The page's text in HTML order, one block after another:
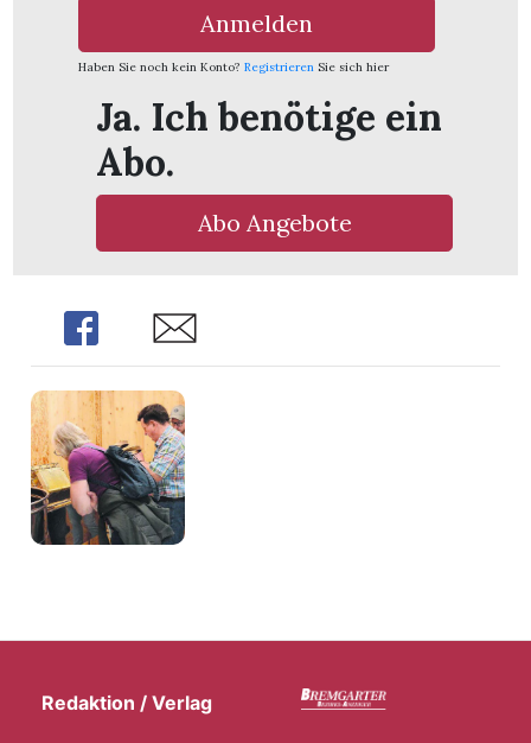
Anmelden
Haben Sie noch kein Konto? Registrieren Sie sich hier
Ja. Ich benötige ein
Abo.
Abo Angebote
Share Share
Redaktion / Verlag